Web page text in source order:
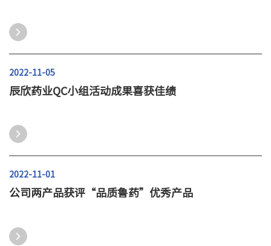
2022-11-05
辰欣药业QC小组活动成果喜获佳绩
2022-11-01
公司两产品获评“品质鲁药”优秀产品